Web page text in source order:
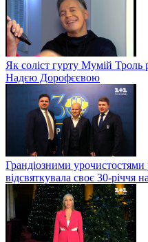
Як соліст гурту Мумій Троль
Надєю Дорофєєвою
Грандіозними урочистостями
відсвяткувала своє 30-річчя